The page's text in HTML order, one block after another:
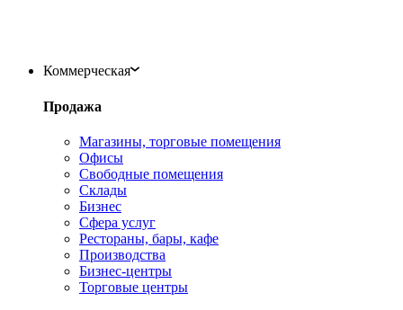
Коммерческая
Продажа
Магазины, торговые помещения
Офисы
Свободные помещения
Склады
Бизнес
Сфера услуг
Рестораны, бары, кафе
Производства
Бизнес-центры
Торговые центры